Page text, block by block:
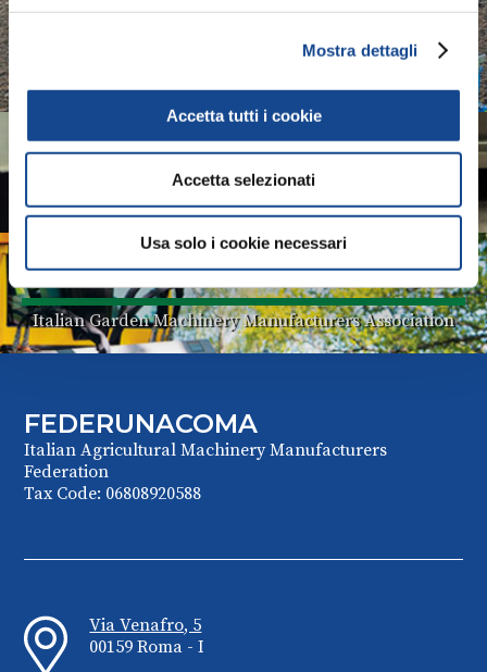
Mostra dettagli
Accetta tutti i cookie
Accetta selezionati
Usa solo i cookie necessari
ASSOTRATTORI
COMACOMP
Italian Components Manufacturers Association
COMAGARDEN
Italian Garden Machinery Manufacturers Association
FEDERUNACOMA
Italian Agricultural Machinery Manufacturers
Federation
Tax Code: 06808920588
Via Venafro, 5
00159 Roma - I